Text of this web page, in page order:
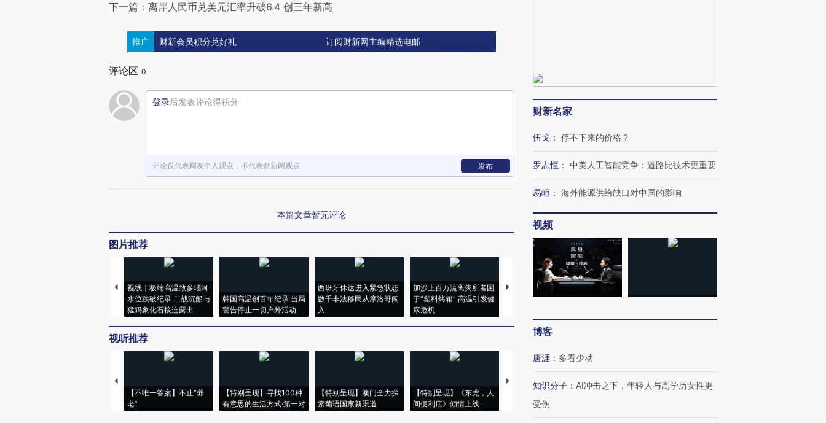
下一篇：离岸人民币兑美元汇率升破6.4 创三年新高
推广 财新会员积分兑好礼 订阅财新网主编精选电邮
评论区 0
登录后发表评论得积分
评论仅代表网友个人观点，不代表财新网观点 发布
本篇文章暂无评论
图片推荐
视线｜极端高温致多瑙河
水位跌破纪录 二战沉船与
猛犸象化石接连露出
韩国高温创百年纪录 当局
警告停止一切户外活动
西班牙休达进入紧急状态
数千非法移民从摩洛哥闯
入
加沙上百万流离失所者困
于“塑料烤箱” 高温引发健
康危机
视线｜HYROX的吸金
术：是什么让中产们甘
马航飞行员跨国走私7万
粒摇头丸 尿检体内含3种
度Z世代 用街头抗争将教
视听推荐
【不唯一答案】不止“养
老”
【特别呈现】寻找100种
有意思的生活方式·第一对
【特别呈现】澳门全力探
索葡语国家新渠道
【特别呈现】《东莞，人
间便利店》倾情上线
【推广】走进第四届链博
会，让数智科技“链”接产
【特别呈现】寻找100种
【商旅对话】华住集团
CFO：不靠规模取胜，华
财新名家
伍戈 ： 停不下来的价格？
罗志恒 ： 中美人工智能竞争：道路比技术更重要
易峘 ： 海外能源供给缺口对中国的影响
视频
博客
唐涯 ： 多看少动
知识分子 ： AI冲击之下，年轻人与高学历女性更
受伤